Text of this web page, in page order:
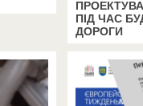
ПІД ЧАС
ДОРОГИ